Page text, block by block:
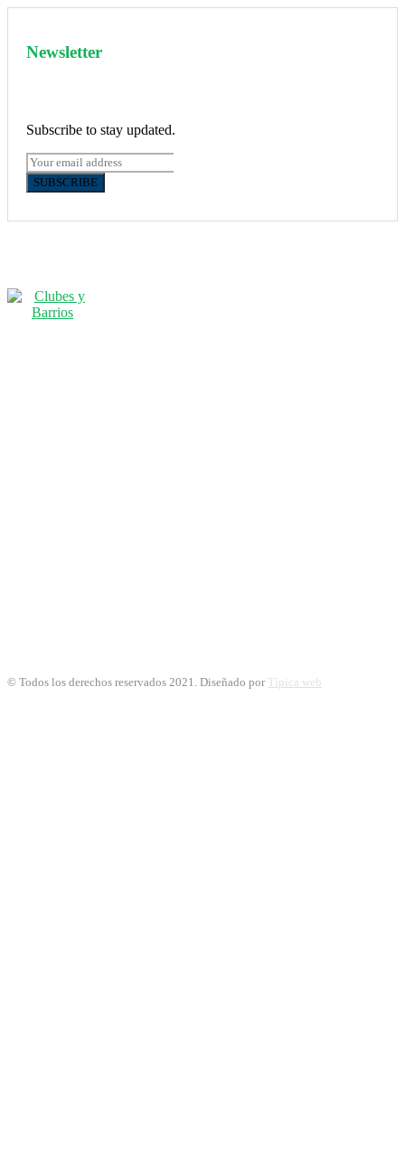
Newsletter
Subscribe to stay updated.
SUBSCRIBE
© Todos los derechos reservados 2021. Diseñado por Típica web